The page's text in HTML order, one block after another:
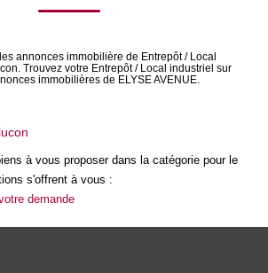
Qui Sommes-Nous
Nos Actualités
CONTACT
annonces immobilière de Entrepôt / Local
Trouvez votre Entrepôt / Local industriel sur
immobilières de ELYSE AVENUE.
à vous proposer dans la catégorie pour le
s'offrent à vous :
demande